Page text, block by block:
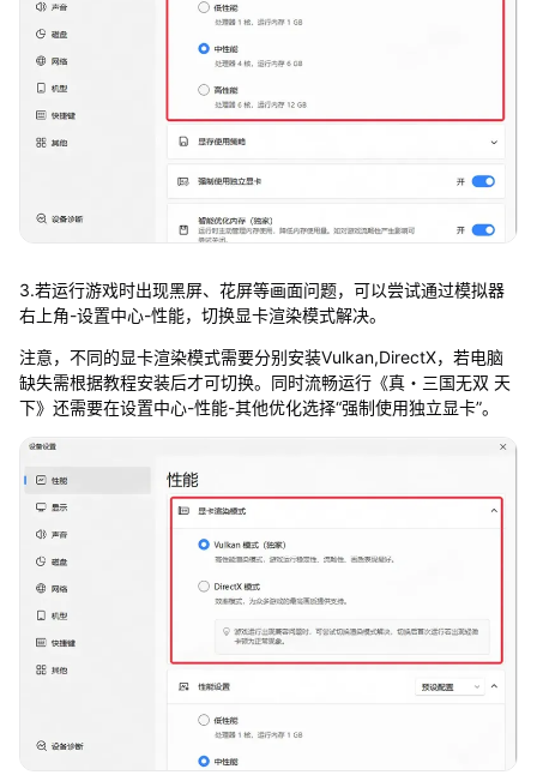
3.若运行游戏时出现黑屏、花屏等画面问题，可以尝试通过模拟器
右上角-设置中心-性能，切换显卡渲染模式解决。
注意，不同的显卡渲染模式需要分别安装Vulkan,DirectX，若电脑
缺失需根据教程安装后才可切换。同时流畅运行《真・三国无双 天
下》还需要在设置中心-性能-其他优化选择“强制使用独立显卡”。